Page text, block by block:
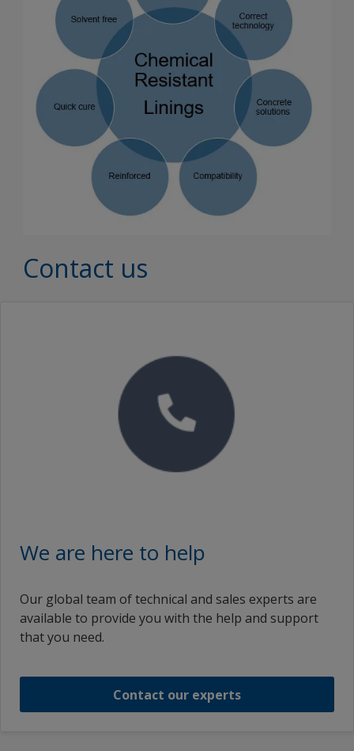
Contact us
We are here to help
Our global team of technical and sales experts are
available to provide you with the help and support
that you need.
Contact our experts